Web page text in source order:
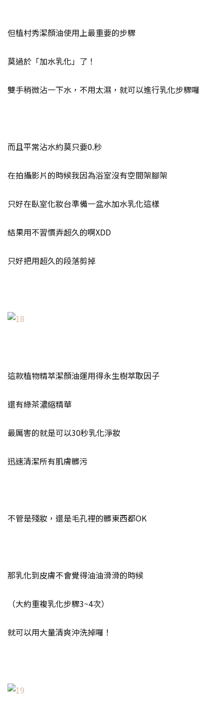
但植村秀潔顏油使用上最重要的步驟
莫過於「加水乳化」了！
雙手稍微沾一下水，不用太濕，就可以進行乳化步驟囉
而且平常沾水約莫只要0.秒
在拍攝影片的時候我因為浴室沒有空間架腳架
只好在臥室化妝台準備一盆水加水乳化這樣
結果用不習慣弄超久的啊XDD
只好把用超久的段落剪掉
這款植物精萃潔顏油運用得永生樹萃取因子
還有綠茶濃縮精華
最厲害的就是可以30秒乳化淨妝
迅速清潔所有肌膚髒污
不管是殘妝，還是毛孔裡的髒東西都OK
那乳化到皮膚不會覺得油油滑滑的時候
（大約重複乳化步驟3~4次）
就可以用大量清爽沖洗掉囉！